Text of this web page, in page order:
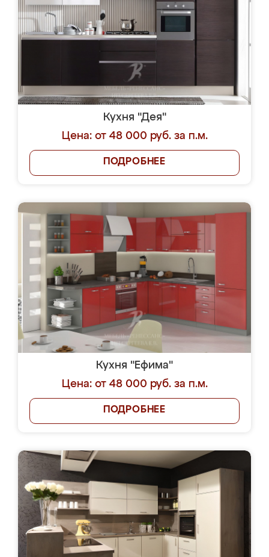
Кухня "Дея"
Цена: от 48 000 руб. за п.м.
ПОДРОБНЕЕ
Кухня "Ефима"
Цена: от 48 000 руб. за п.м.
ПОДРОБНЕЕ